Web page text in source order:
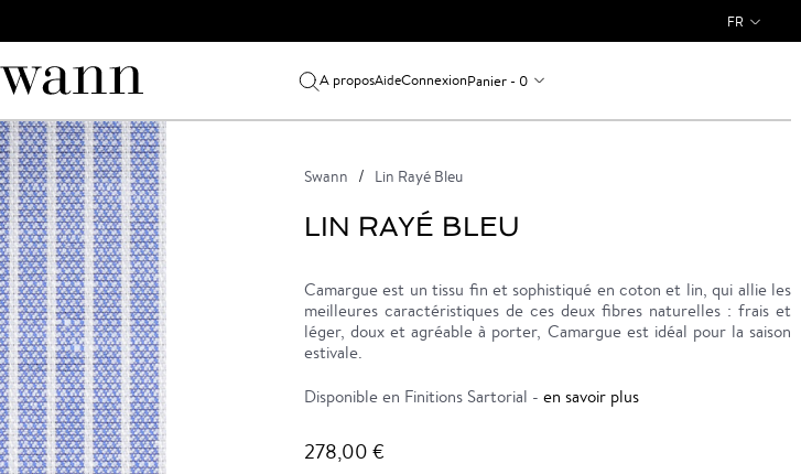
FR
A proposAideConnexionPanier - 0
Swann Lin Rayé Bleu
LIN RAYÉ BLEU
Camargue est un tissu fin et sophistiqué en coton et lin, qui allie les
meilleures caractéristiques de ces deux fibres naturelles : frais et
léger, doux et agréable à porter, Camargue est idéal pour la saison
estivale.
Disponible en Finitions Sartorial - en savoir plus
278,00 €